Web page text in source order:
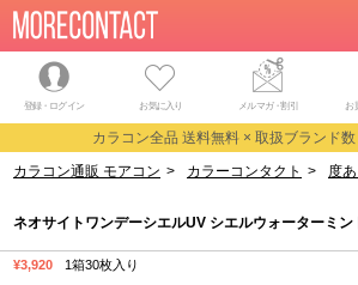
登録・ログイン お気に入り メルマガ・割引 お
カラコン全品 送料無料 × 取扱ブランド数
カラコン通販 モアコン > カラーコンタクト > 度
ネオサイトワンデーシエルUV シエルウォーターミン
¥3,920 1箱30枚入り